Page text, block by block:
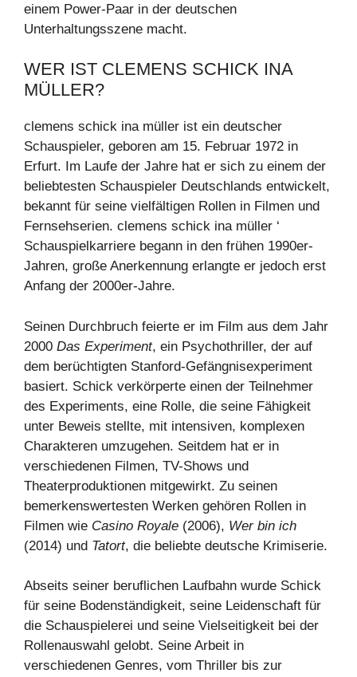
einem Power-Paar in der deutschen
Unterhaltungsszene macht.
WER IST CLEMENS SCHICK INA
MÜLLER?
clemens schick ina müller ist ein deutscher
Schauspieler, geboren am 15. Februar 1972 in
Erfurt. Im Laufe der Jahre hat er sich zu einem der
beliebtesten Schauspieler Deutschlands entwickelt,
bekannt für seine vielfältigen Rollen in Filmen und
Fernsehserien. clemens schick ina müller ‘
Schauspielkarriere begann in den frühen 1990er-
Jahren, große Anerkennung erlangte er jedoch erst
Anfang der 2000er-Jahre.
Seinen Durchbruch feierte er im Film aus dem Jahr
2000 Das Experiment, ein Psychothriller, der auf
dem berüchtigten Stanford-Gefängnisexperiment
basiert. Schick verkörperte einen der Teilnehmer
des Experiments, eine Rolle, die seine Fähigkeit
unter Beweis stellte, mit intensiven, komplexen
Charakteren umzugehen. Seitdem hat er in
verschiedenen Filmen, TV-Shows und
Theaterproduktionen mitgewirkt. Zu seinen
bemerkenswertesten Werken gehören Rollen in
Filmen wie Casino Royale (2006), Wer bin ich
(2014) und Tatort, die beliebte deutsche Krimiserie.
Abseits seiner beruflichen Laufbahn wurde Schick
für seine Bodenständigkeit, seine Leidenschaft für
die Schauspielerei und seine Vielseitigkeit bei der
Rollenauswahl gelobt. Seine Arbeit in
verschiedenen Genres, vom Thriller bis zur